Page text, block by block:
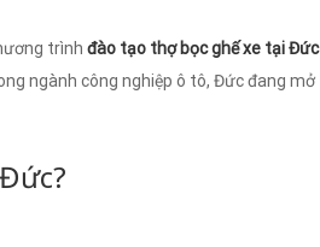
trình đào tạo thợ bọc ghế xe tại Đức
ngành công nghiệp ô tô, Đức đang mở